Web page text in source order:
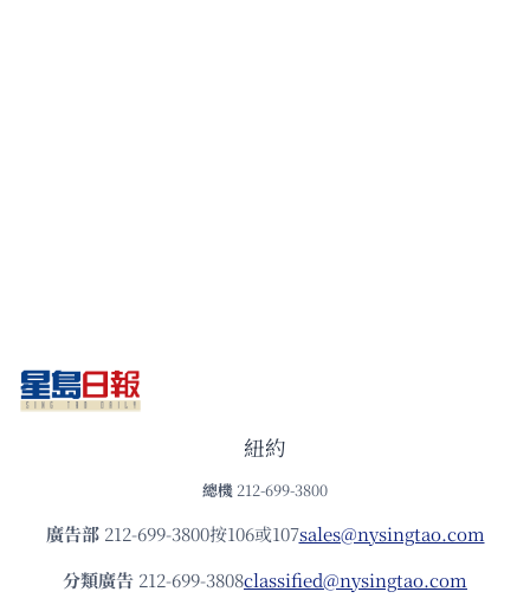
紐約
總機 212-699-3800
廣告部212-699-3800按106或107sales@nysingtao.com
分類廣告 212-699-3808classified@nysingtao.com